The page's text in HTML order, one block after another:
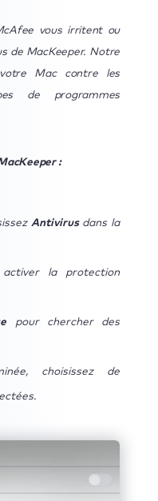
vous irritent ou
de MacKeeper. Notre
Mac contre les
de programmes
:
Antivirusdans la
la protection
pour chercher des
choisissez de